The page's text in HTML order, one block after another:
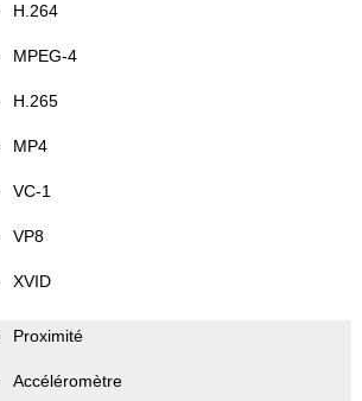
H.264
MPEG-4
H.265
MP4
VC-1
VP8
XVID
Proximité
Accéléromètre